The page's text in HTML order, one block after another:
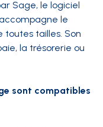
Sage, le logiciel
le
tailles. Son
la trésorerie ou
sont compatibles